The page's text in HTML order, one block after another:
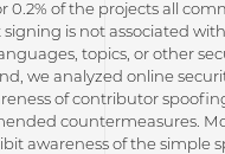
0.2% of the projects all
is not associated with
topics, or other
we analyzed online
of contributor
countermeasures.
awareness of the simple